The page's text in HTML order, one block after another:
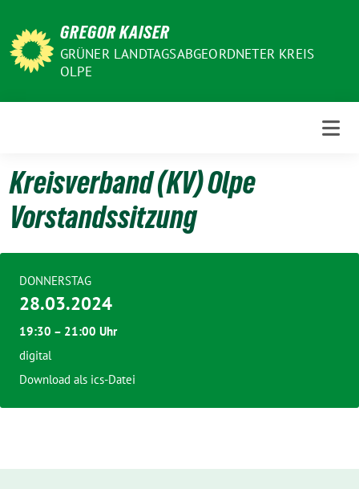
zum
Inhalt
GREGOR KAISER
GRÜNER LANDTAGSABGEORDNETER KREIS
OLPE
Kreisverband (KV) Olpe
Vorstandssitzung
DONNERSTAG
28.03.2024
19:30 – 21:00 Uhr
digital
Download als ics-Datei